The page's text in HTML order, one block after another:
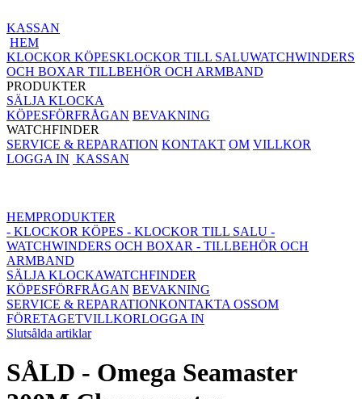
KASSAN
HEM
KLOCKOR KÖPESKLOCKOR TILL SALUWATCHWINDERS
OCH BOXAR TILLBEHÖR OCH ARMBAND
PRODUKTER
SÄLJA KLOCKA
KÖPESFÖRFRÅGAN BEVAKNING
WATCHFINDER
SERVICE & REPARATION KONTAKT OM VILLKOR
LOGGA IN KASSAN
HEMPRODUKTER
- KLOCKOR KÖPES - KLOCKOR TILL SALU -
WATCHWINDERS OCH BOXAR - TILLBEHÖR OCH
ARMBAND
SÄLJA KLOCKAWATCHFINDER
KÖPESFÖRFRÅGAN BEVAKNING
SERVICE & REPARATIONKONTAKTA OSSOM
FÖRETAGETVILLKORLOGGA IN
Slutsålda artiklar
SÅLD - Omega Seamaster